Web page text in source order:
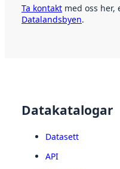
Ta kontakt med oss
Datalandsbyen.
Datakatalogar
Datasett
API